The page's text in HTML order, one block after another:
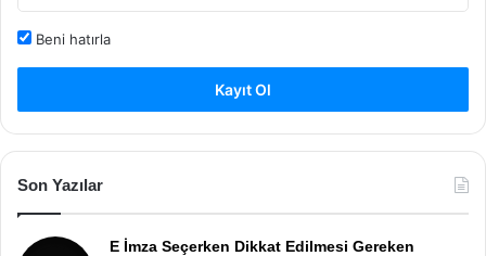
Beni hatırla
Kayıt Ol
Son Yazılar
E İmza Seçerken Dikkat Edilmesi Gereken